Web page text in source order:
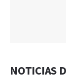
NOTICIAS